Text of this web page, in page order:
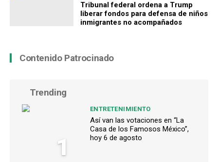
Tribunal federal ordena a Trump
liberar fondos para defensa de niños
inmigrantes no acompañados
Contenido Patrocinado
Trending
1
ENTRETENIMIENTO
Así van las votaciones en “La
Casa de los Famosos México”,
hoy 6 de agosto